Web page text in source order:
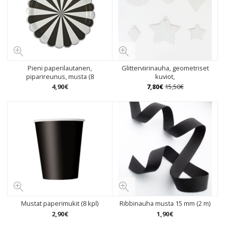
Pieni paperilautanen,
piparireunus, musta (8
4,90€
Glitterviirinauha, geometriset
kuviot,
7,80€15,50€
Mustat paperimukit (8 kpl)
2,90€
Ribbinauha musta 15 mm (2 m)
1,90€